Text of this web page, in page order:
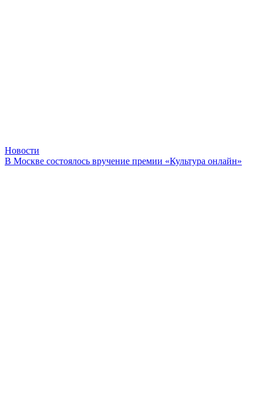
Новости
В Москве состоялось вручение премии «Культура онлайн»